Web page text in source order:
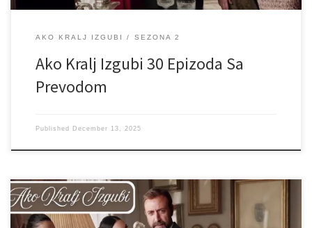
AKO KRALJ IZGUBI SEZONA 2
Ako Kralj Izgubi 30 Epizoda Sa
Prevodom
Published December 13, 2025